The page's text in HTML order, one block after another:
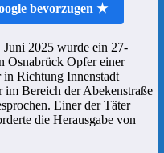
bevorzugen ★
Juni 2025 wurde ein 27-
Osnabrück Opfer einer
in Richtung Innenstadt
Bereich der Abekenstraße
Einer der Täter
die Herausgabe von